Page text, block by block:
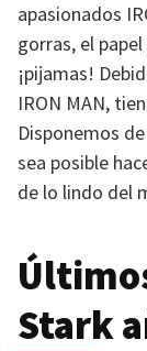
apasionados
gorras, el
¡pijamas!
IRON MAN,
Disponemos
sea posible
de lo lindo del
Stark